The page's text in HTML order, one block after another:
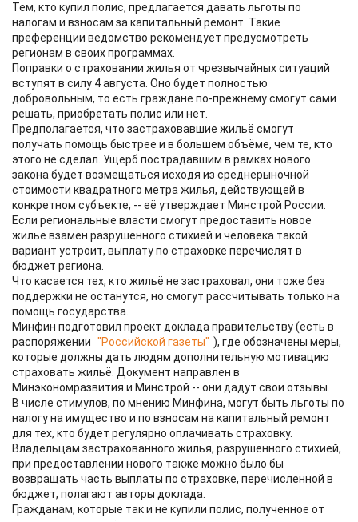
Тем, кто купил полис, предлагается давать льготы по
налогам и взносам за капитальный ремонт. Такие
преференции ведомство рекомендует предусмотреть
регионам в своих программах.
Поправки о страховании жилья от чрезвычайных ситуаций
вступят в силу 4 августа. Оно будет полностью
добровольным, то есть граждане по-прежнему смогут сами
решать, приобретать полис или нет.
Предполагается, что застраховавшие жильё смогут
получать помощь быстрее и в большем объёме, чем те, кто
этого не сделал. Ущерб пострадавшим в рамках нового
закона будет возмещаться исходя из среднерыночной
стоимости квадратного метра жилья, действующей в
конкретном субъекте, -- её утверждает Минстрой России.
Если региональные власти смогут предоставить новое
жильё взамен разрушенного стихией и человека такой
вариант устроит, выплату по страховке перечислят в
бюджет региона.
Что касается тех, кто жильё не застраховал, они тоже без
поддержки не останутся, но смогут рассчитывать только на
помощь государства.
Минфин подготовил проект доклада правительству (есть в
распоряжении "Российской газеты" ), где обозначены меры,
которые должны дать людям дополнительную мотивацию
страховать жильё. Документ направлен в
Минэкономразвития и Минстрой -- они дадут свои отзывы.
В числе стимулов, по мнению Минфина, могут быть льготы по
налогу на имущество и по взносам на капитальный ремонт
для тех, кто будет регулярно оплачивать страховку.
Владельцам застрахованного жилья, разрушенного стихией,
при предоставлении нового также можно было бы
возвращать часть выплаты по страховке, перечисленной в
бюджет, полагают авторы доклада.
Гражданам, которые так и не купили полис, полученное от